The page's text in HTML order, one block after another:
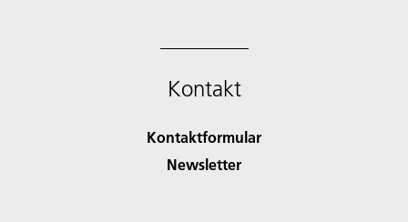
Kontakt
Kontaktformular
Newsletter